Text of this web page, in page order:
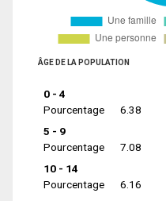
ÂGE DE LA POPULATION
0 - 4
Pourcentage
6.38
5 - 9
Pourcentage
7.08
10 - 14
Pourcentage
6.16